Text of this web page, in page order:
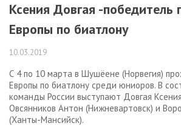
Соревнования
О нас
Библиотека СБЮ
Соревнования
Антидопинг
Фото
Видео
Ксения Довгая -победитель
Европы по биатлону
10.03.2019
С 4 по 10 марта в Шушёене (Норвегия)
Европы по биатлону среди юниоров. В
команды России выступают Довгая
Овсянников Антон (Нижневартовск) и
(Ханты-Мансийск).